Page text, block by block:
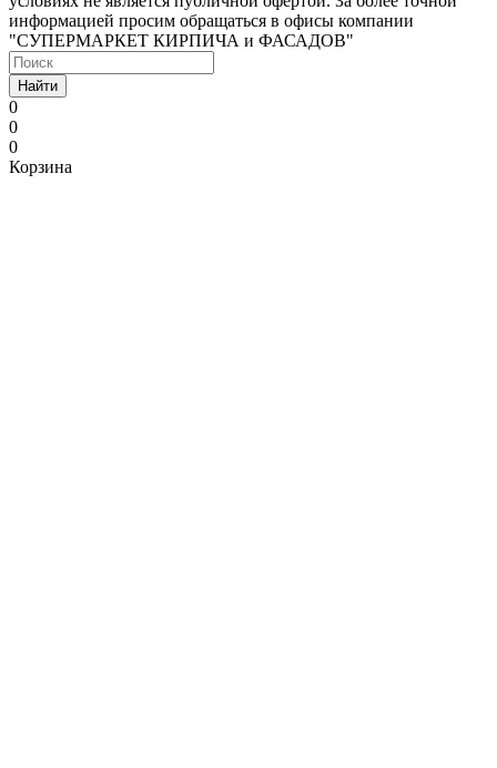
информацией просим обращаться в офисы компании
"СУПЕРМАРКЕТ КИРПИЧА и ФАСАДОВ"
Найти
0
0
0
Корзина